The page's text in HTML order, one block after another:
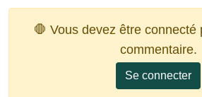
🛑 Vous devez être connecté
commentaire.
Se connecter